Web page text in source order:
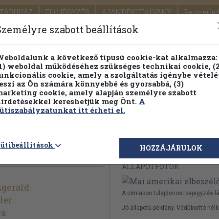
ELŐJEGYZÉS AJÁNDÉKUTALVÁNY
SEGÍTSÉG
PILLANATNYI ÁRAINK FENNTARTHATÓ
Részletes kereső Témaköri fa
Megvásárolható
ÁLLAPOTFOTÓK
A címlapon tulajdonosi bejegyzés
Jó állapotú példány. Védőborító
szabott beállítások
a következő típusú cookie-kat alkalmazza:
weboldal működéséhez szükséges technikai cookie,
cookie, amely a szolgáltatás igénybe
az Ön számára könnyebbé és gyorsabbá, (3)
cookie, amely alapján személyre szabott
kereshetjük meg Önt. A
itt érheti el.
HOZZÁJÁRULOK